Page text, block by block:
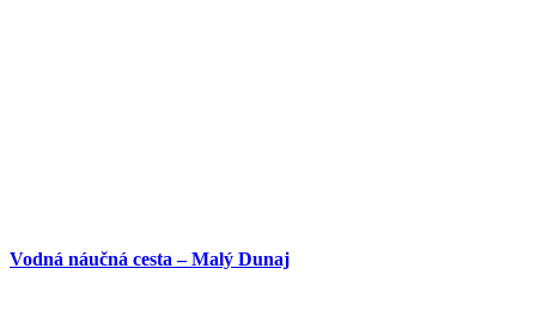
Vodná náučná cesta – Malý Dunaj